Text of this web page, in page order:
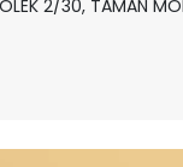
2/30, TAMAN